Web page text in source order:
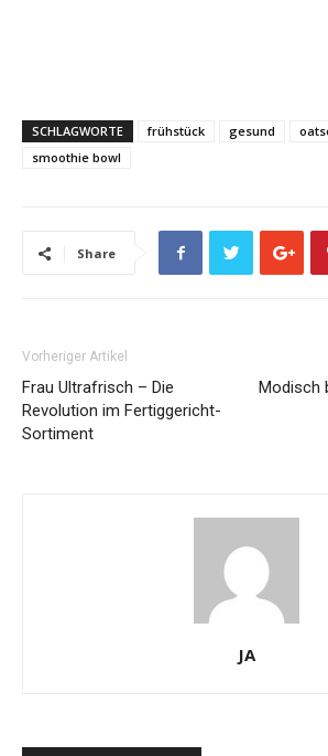
SCHLAGWORTE frühstück gesund
smoothie bowl
Share
Vorheriger Artikel
Frau Ultrafrisch – Die
Revolution im Fertiggericht-
Sortiment
Modisch
JA